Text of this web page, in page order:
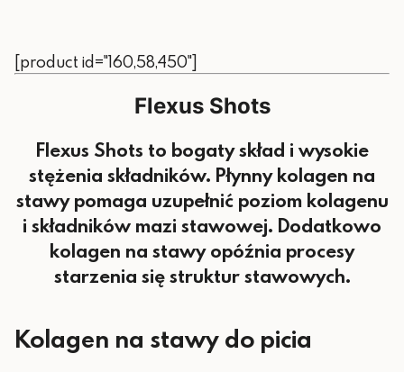
[product id="160,58,450"]
Flexus Shots
Flexus Shots to bogaty skład i wysokie
stężenia składników. Płynny kolagen na
stawy pomaga uzupełnić poziom kolagenu
i składników mazi stawowej. Dodatkowo
kolagen na stawy opóźnia procesy
starzenia się struktur stawowych.
Kolagen na stawy do picia